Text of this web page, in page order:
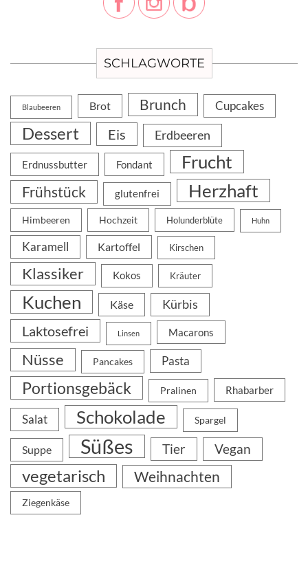
SCHLAGWORTE
Blaubeeren Brot Brunch Cupcakes
Dessert Eis Erdbeeren
Erdnussbutter Fondant Frucht
Frühstück glutenfrei Herzhaft
Himbeeren Hochzeit Holunderblüte Huhn
Karamell Kartoffel Kirschen
Klassiker Kokos Kräuter
Kuchen Käse Kürbis
Laktosefrei Linsen Macarons
Nüsse Pancakes Pasta
Portionsgebäck Pralinen Rhabarber
Salat Schokolade Spargel
Suppe Süßes Tier Vegan
vegetarisch Weihnachten
Ziegenkäse